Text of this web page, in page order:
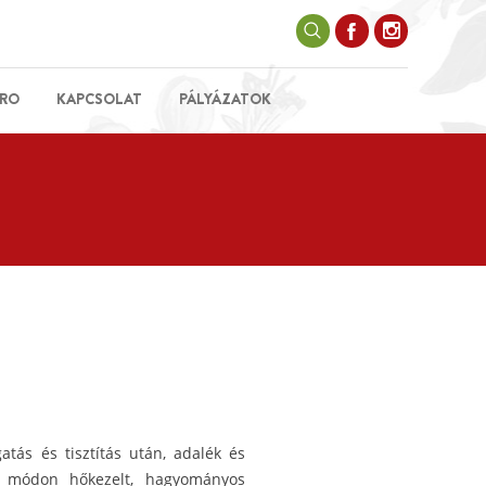
KAPCSOLAT PÁLYÁZATOK
és tisztítás után, adalék és
hőkezelt, hagyományos